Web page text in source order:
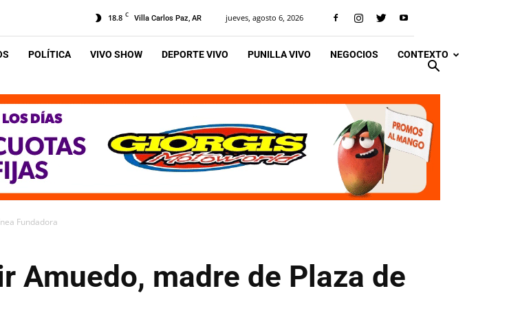
18.8 C Villa Carlos Paz, AR jueves, agosto 6, 2026
POLÍTICA VIVO SHOW DEPORTE VIVO PUNILLA VIVO NEGOCIOS CONTEXTO
Fundadora
Amuedo, madre de Plaza de